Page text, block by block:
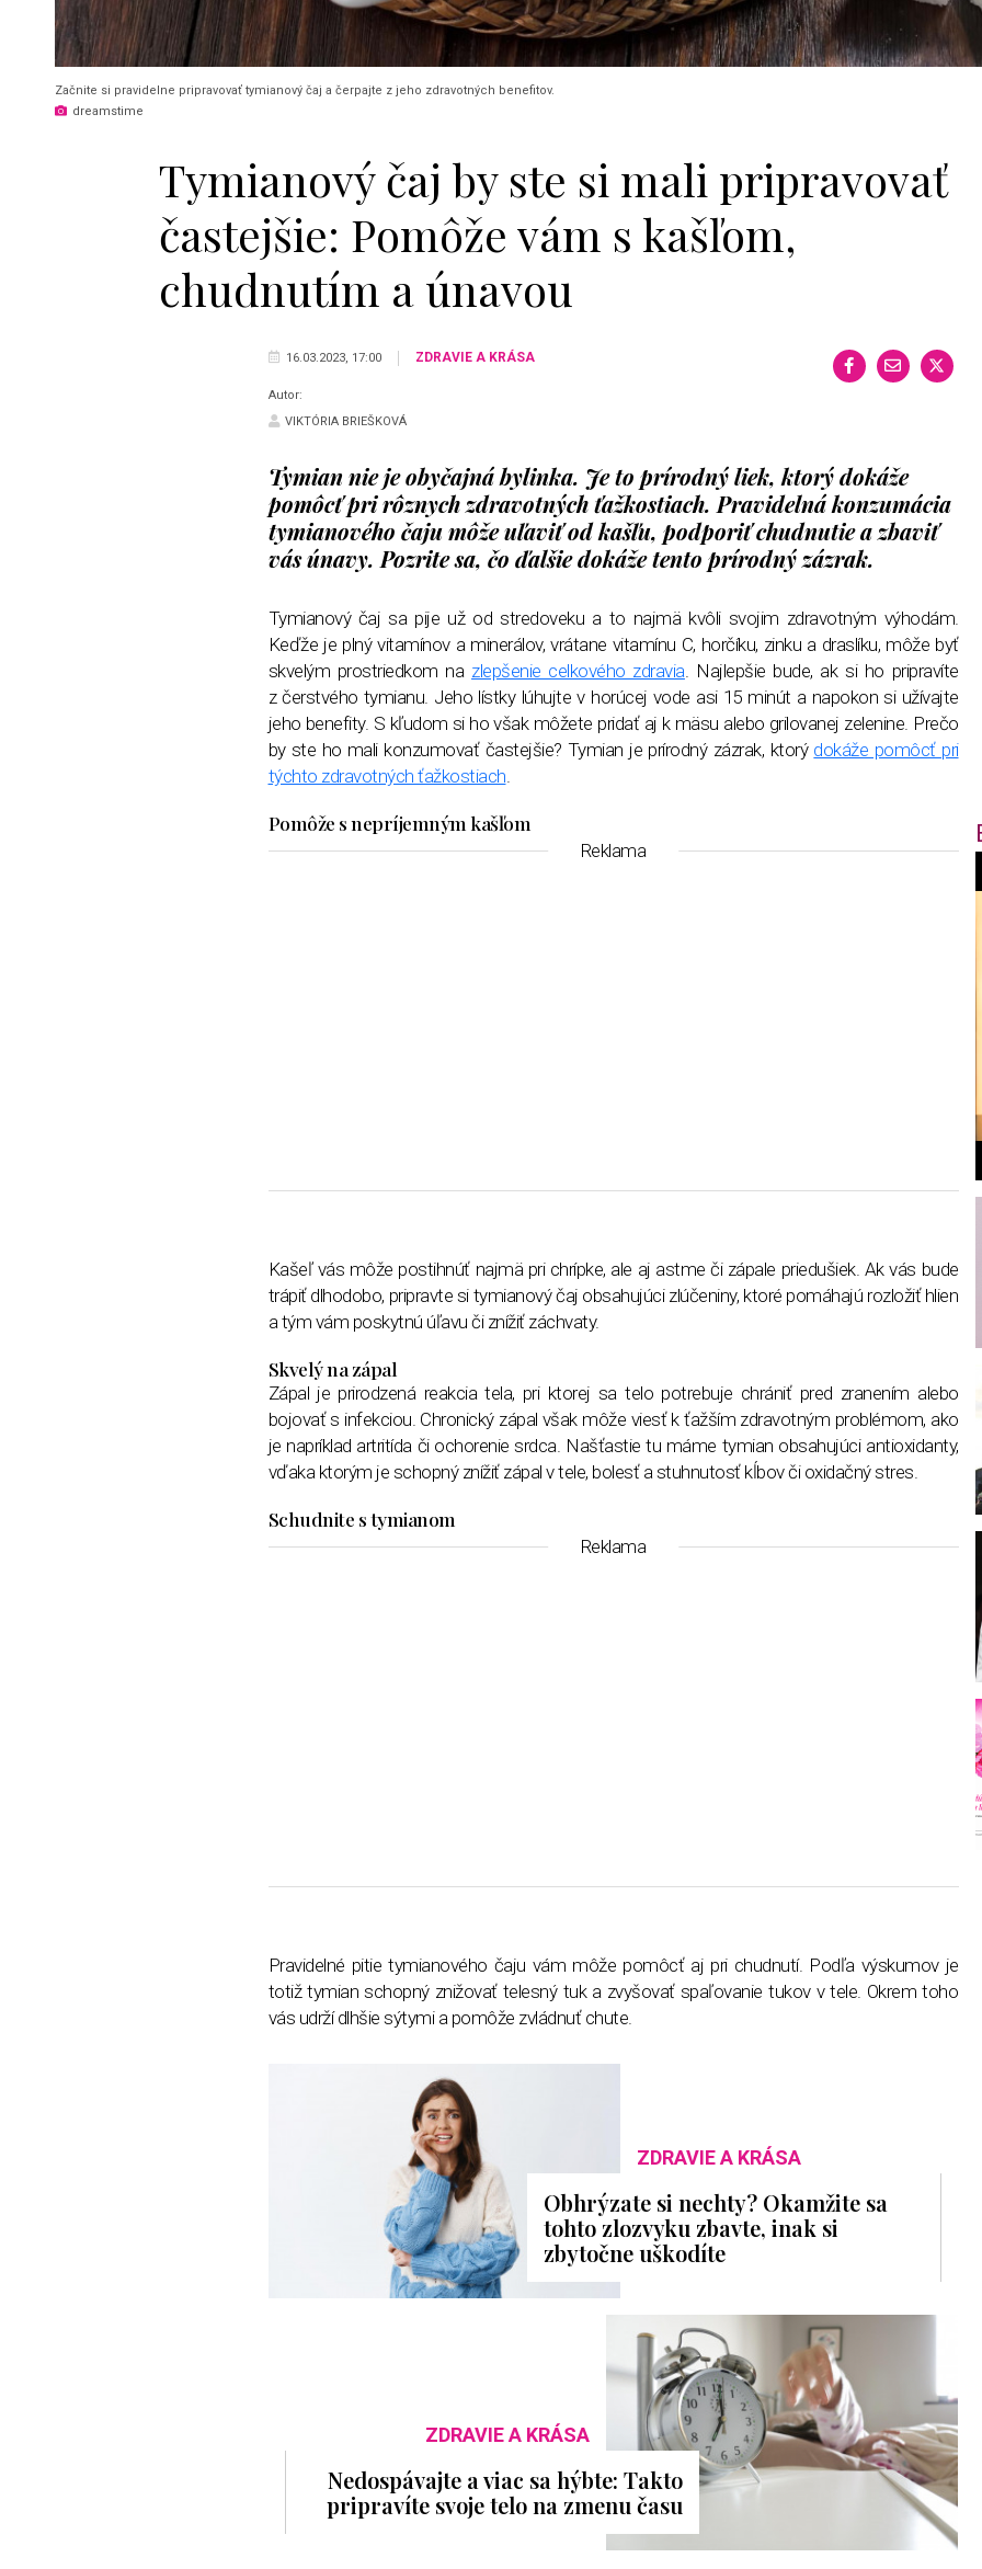
Začnite si pravidelne pripravovať tymianový čaj a čerpajte z jeho zdravotných benefitov.
dreamstime
Tymianový čaj by ste si mali pripravovať
častejšie: Pomôže vám s kašľom,
chudnutím a únavou
16.03.2023, 17:00 ZDRAVIE A KRÁSA
Autor:
VIKTÓRIA BRIEŠKOVÁ
Tymian nie je obyčajná bylinka. Je to prírodný liek, ktorý dokáže
pomôcť pri rôznych zdravotných ťažkostiach. Pravidelná konzumácia
tymianového čaju môže uľaviť od kašľu, podporiť chudnutie a zbaviť
vás únavy. Pozrite sa, čo ďalšie dokáže tento prírodný zázrak.
Tymianový čaj sa pije už od stredoveku a to najmä kvôli svojim zdravotným výhodám.
Keďže je plný vitamínov a minerálov, vrátane vitamínu C, horčíku, zinku a draslíku, môže byť
skvelým prostriedkom na zlepšenie celkového zdravia . Najlepšie bude, ak si ho pripravíte
z čerstvého tymianu. Jeho lístky lúhujte v horúcej vode asi 15 minút a napokon si užívajte
jeho benefity. S kľudom si ho však môžete pridať aj k mäsu alebo grilovanej zelenine. Prečo
by ste ho mali konzumovať častejšie? Tymian je prírodný zázrak, ktorý dokáže pomôcť pri
týchto zdravotných ťažkostiach
Pomôže s nepríjemným kašľom
Reklama
Kašeľ vás môže postihnúť najmä pri chrípke, ale aj astme či zápale priedušiek. Ak vás bude
trápiť dlhodobo, pripravte si tymianový čaj obsahujúci zlúčeniny, ktoré pomáhajú rozložiť hlien
a tým vám poskytnú úľavu či znížiť záchvaty.
Skvelý na zápal
Zápal je prirodzená reakcia tela, pri ktorej sa telo potrebuje chrániť pred zranením alebo
bojovať s infekciou. Chronický zápal však môže viesť k ťažším zdravotným problémom, ako
je napríklad artritída či ochorenie srdca. Našťastie tu máme tymian obsahujúci antioxidanty,
vďaka ktorým je schopný znížiť zápal v tele, bolesť a stuhnutosť kĺbov či oxidačný stres.
Schudnite s tymianom
Reklama
Pravidelné pitie tymianového čaju vám môže pomôcť aj pri chudnutí. Podľa výskumov je
totiž tymian schopný znižovať telesný tuk a zvyšovať spaľovanie tukov v tele. Okrem toho
vás udrží dlhšie sýtymi a pomôže zvládnuť chute.
ZDRAVIE A KRÁSA
Obhrýzate si nechty? Okamžite sa
tohto zlozvyku zbavte, inak si
zbytočne uškodíte
ZDRAVIE A KRÁSA
Nedospávajte a viac sa hýbte: Takto
pripravíte svoje telo na zmenu času
f
s